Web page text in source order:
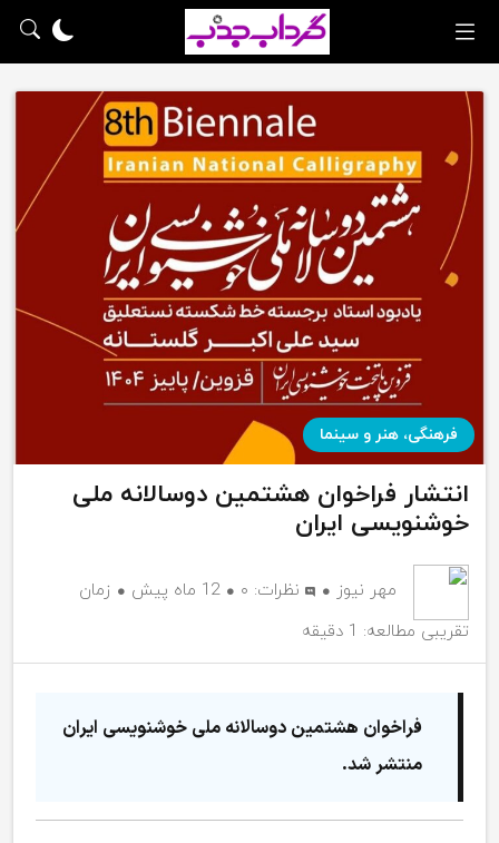
فرهنگی، هنر و سینما
انتشار فراخوان هشتمین دوسالانه ملی
خوشنویسی ایران
مهر نیوز نظرات: ۰ 12 ماه پیش
زمان
تقریبی مطالعه: 1 دقیقه
فراخوان هشتمین دوسالانه ملی خوشنویسی ایران
منتشر شد.